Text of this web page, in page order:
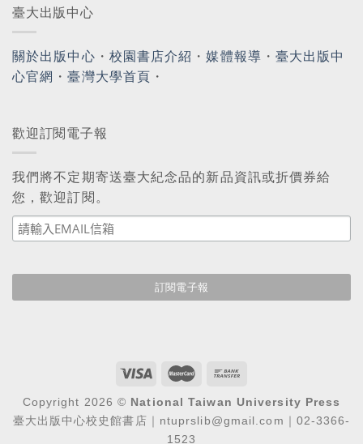
臺大出版中心
關於出版中心 ・ 校園書店介紹 ・媒體報導 ・ 臺大出版中
心官網 ・臺灣大學首頁 ・
歡迎訂閱電子報
我們將不定期寄送臺大紀念品的新品資訊或折價券給
您，歡迎訂閱。
Copyright 2026 © National Taiwan University Press
臺大出版中心校史館書店｜ntuprslib@gmail.com｜02-3366-
1523